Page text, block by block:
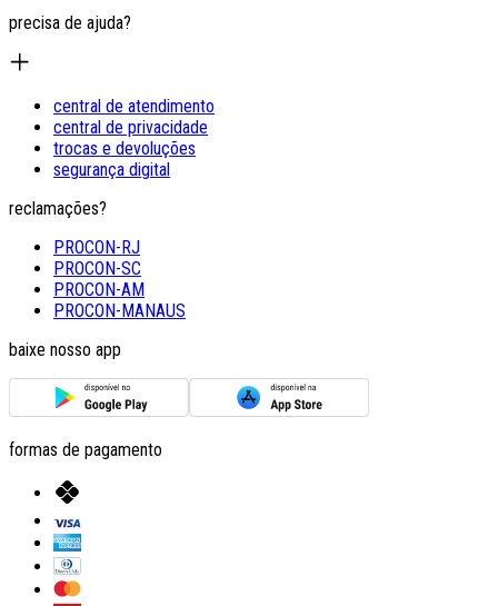
precisa de ajuda?
central de atendimento
central de privacidade
trocas e devoluções
segurança digital
reclamações?
PROCON-RJ
PROCON-SC
PROCON-AM
PROCON-MANAUS
baixe nosso app
formas de pagamento